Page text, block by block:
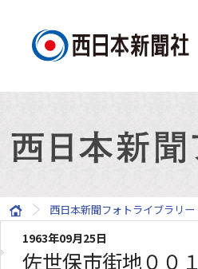
西日本新聞フォトライブラリー
1963年09月25日
佐世保市街地００１